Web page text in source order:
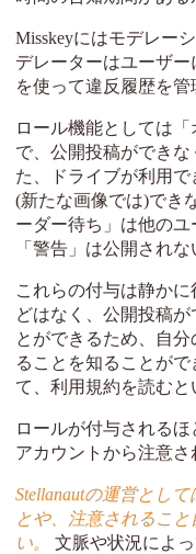
Misskeyにはモデレー
デレーターはユーザ
を使って違反履歴を管
ロール機能としては
で、公開投稿ができ
た、ドライブが利用
(新たな画像では)でき
ーダー待ち」は他のユ
「警告」は公開されな
これらの付与は静か
どはなく、公開投稿
とができるため、自
ることを知ることが
て、利用規約を読むと
ロールが付与される
アカウントから注意さ
Stellanautの運営とし
とや、注意されるこ
い。
文脈や状況によ